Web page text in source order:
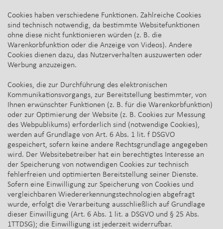
Cookies haben verschiedene Funktionen. Zahlreiche Cookies
sind technisch notwendig, da bestimmte Websitefunktionen
ohne diese nicht funktionieren würden (z. B. die
Warenkorbfunktion oder die Anzeige von Videos). Andere
Cookies dienen dazu, das Nutzerverhalten auszuwerten oder
Werbung anzuzeigen.
Cookies, die zur Durchführung des elektronischen
Kommunikationsvorgangs, zur Bereitstellung bestimmter, von
Ihnen erwünschter Funktionen (z. B. für die Warenkorbfunktion)
oder zur Optimierung der Website (z. B. Cookies zur Messung
des Webpublikums) erforderlich sind (notwendige Cookies),
werden auf Grundlage von Art. 6 Abs. 1 lit. f DSGVO
gespeichert, sofern keine andere Rechtsgrundlage angegeben
wird. Der Websitebetreiber hat ein berechtigtes Interesse an
der Speicherung von notwendigen Cookies zur technisch
fehlerfreien und optimierten Bereitstellung seiner Dienste.
Sofern eine Einwilligung zur Speicherung von Cookies und
vergleichbaren Wiedererkennungstechnologien abgefragt
wurde, erfolgt die Verarbeitung ausschließlich auf Grundlage
dieser Einwilligung (Art. 6 Abs. 1 lit. a DSGVO und § 25 Abs.
1TTDSG); die Einwilligung ist jederzeit widerrufbar.